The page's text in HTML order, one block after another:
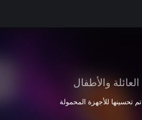
العائلة والأطفال
تم تحسينها للأجهزة المحمولة